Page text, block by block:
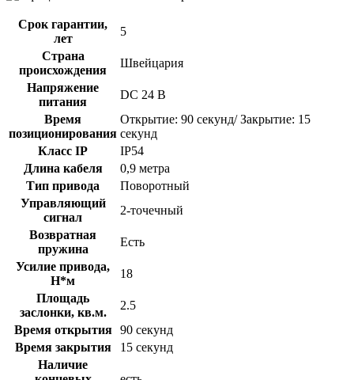
Срок гарантии,
лет
5
Страна
происхождения
Швейцария
Напряжение
питания
DC 24 В
Время
позиционирования
Открытие: 90 секунд/ Закрытие: 15
секунд
Класс IP
IP54
Длина кабеля
0,9 метра
Тип привода
Поворотный
Управляющий
сигнал
2-точечный
Возвратная
пружина
Есть
Усилие привода,
Н*м
18
Площадь
заслонки, кв.м.
2.5
Время открытия
90 секунд
Время закрытия
15 секунд
Наличие